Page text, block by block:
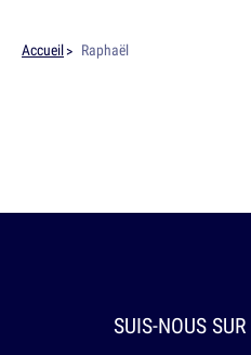
Accueil Raphaël
SUIS-NOUS SUR